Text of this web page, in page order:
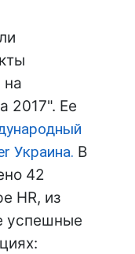
на
2017". Ее
Украина. В
42
HR, из
успешные